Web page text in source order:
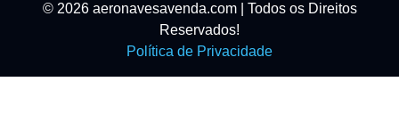
© 2026 aeronavesavenda.com | Todos os Direitos
Reservados!
Política de Privacidade